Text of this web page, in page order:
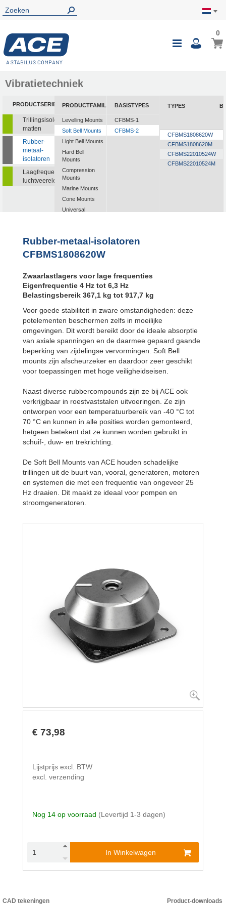
Toggle
00
Vibratietechniek
PRODUCTSERIE
Trillingsisolerende
matten
Rubber-
metaal-
isolatoren
Laagfrequente
luchtveerelementen
PRODUCTFAMILIE
Levelling Mounts
Soft Bell Mounts
Light Bell Mounts
Hard Bell
Mounts
Compression
Mounts
Marine Mounts
Cone Mounts
Universal
All Attitude
Mounts
Flex Locs
BASISTYPES
CFBMS-1
CFBMS-2
TYPES
CFBMS1808620W
CFBMS1808620M
CFBMS22010524W
CFBMS22010524M
Rubber-metaal-isolatoren
CFBMS1808620W
Zwaarlastlagers voor lage frequenties
Eigenfrequentie 4 Hz tot 6,3 Hz
Belastingsbereik 367,1 kg tot 917,7 kg
Voor goede stabiliteit in zware omstandigheden: deze
potelementen beschermen zelfs in moeilijke
omgevingen. Dit wordt bereikt door de ideale absorptie
van axiale spanningen en de daarmee gepaard gaande
beperking van zijdelingse vervormingen. Soft Bell
mounts zijn afscheurzeker en daardoor zeer geschikt
voor toepassingen met hoge veiligheidseisen.
Naast diverse rubbercompounds zijn ze bij ACE ook
verkrijgbaar in roestvaststalen uitvoeringen. Ze zijn
ontworpen voor een temperatuurbereik van -40 °C tot
70 °C en kunnen in alle posities worden gemonteerd,
hetgeen betekent dat ze kunnen worden gebruikt in
schuif-, duw- en trekrichting.
De Soft Bell Mounts van ACE houden schadelijke
trillingen uit de buurt van, vooral, generatoren, motoren
en systemen die met een frequentie van ongeveer 25
Hz draaien. Dit maakt ze ideaal voor pompen en
stroomgeneratoren.
€ 73,98
Lijstprijs excl. BTW
excl. verzending
Nog 14 op voorraad (Levertijd 1-3 dagen)
In Winkelwagen
CAD tekeningen Product-downloads